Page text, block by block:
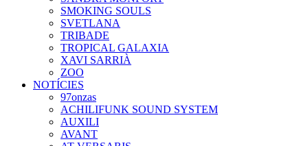
SMOKING SOULS
SVETLANA
TRIBADE
TROPICAL GALAXIA
XAVI SARRIÀ
ZOO
NOTÍCIES
97onzas
ACHILIFUNK SOUND SYSTEM
AUXILI
AVANT